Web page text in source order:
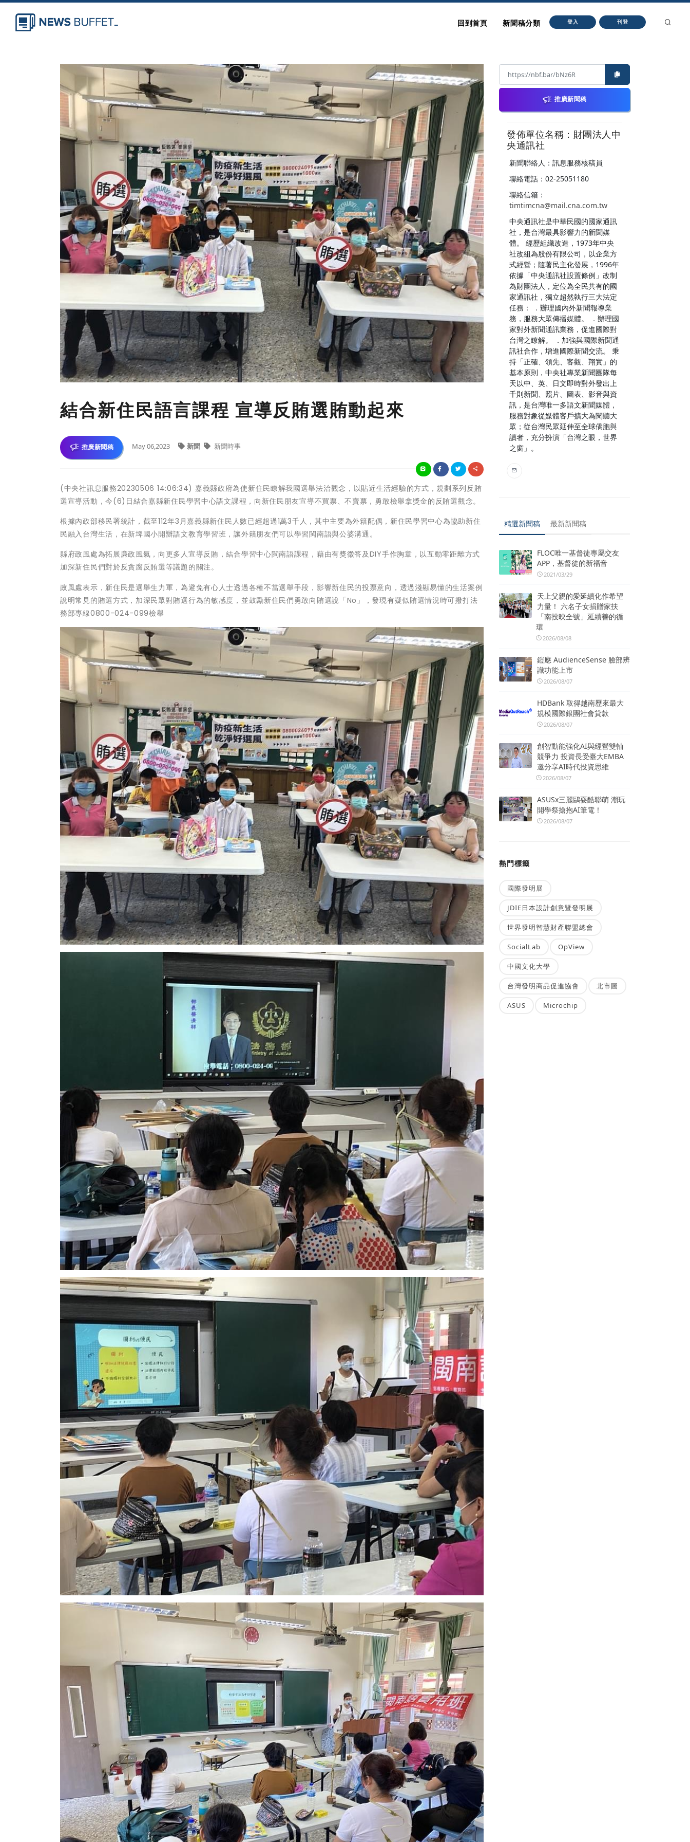
回到首頁 新聞稿分類 登入 刊登
結合新住民語言課程 宣導反賄選賄動起來
推廣新聞稿 May 06,2023 新聞 新聞時事
(中央社訊息服務20230506 14:06:34) 嘉義縣政府為使新住民瞭解我國選舉法治觀念，以貼近生活經驗的方式，規劃系列反賄
選宣導活動，今(6)日結合嘉縣新住民學習中心語文課程，向新住民朋友宣導不買票、不賣票，勇敢檢舉拿獎金的反賄選觀念。
根據內政部移民署統計，截至112年3月嘉義縣新住民人數已經超過1萬3千人，其中主要為外籍配偶，新住民學習中心為協助新住
民融入台灣生活，在新埤國小開辦語文教育學習班，讓外籍朋友們可以學習閩南語與公婆溝通。
縣府政風處為拓展廉政風氣，向更多人宣導反賄，結合學習中心閩南語課程，藉由有獎徵答及DIY手作胸章，以互動零距離方式
加深新住民們對於反貪腐反賄選等議題的關注。
政風處表示，新住民是選舉生力軍，為避免有心人士透過各種不當選舉手段，影響新住民的投票意向，透過淺顯易懂的生活案例
說明常見的賄選方式，加深民眾對賄選行為的敏感度，並鼓勵新住民們勇敢向賄選說「No」，發現有疑似賄選情況時可撥打法
務部專線0800-024-099檢舉
推廣新聞稿
發佈單位名稱：財團法人中
央通訊社
新聞聯絡人：訊息服務核稿員
聯絡電話：02-25051180
聯絡信箱：
timtimcna@mail.cna.com.tw
中央通訊社是中華民國的國家通訊
社，是台灣最具影響力的新聞媒
體。 經歷組織改造，1973年中央
社改組為股份有限公司，以企業方
式經營；隨著民主化發展，1996年
依據「中央通訊社設置條例」改制
為財團法人，定位為全民共有的國
家通訊社，獨立超然執行三大法定
任務： ．辦理國內外新聞報導業
務，服務大眾傳播媒體。 ．辦理國
家對外新聞通訊業務，促進國際對
台灣之瞭解。 ．加強與國際新聞通
訊社合作，增進國際新聞交流。 秉
持「正確、領先、客觀、翔實」的
基本原則，中央社專業新聞團隊每
天以中、英、日文即時對外發出上
千則新聞、照片、圖表、影音與資
訊，是台灣唯一多語文新聞媒體，
服務對象從媒體客戶擴大為閱聽大
眾；從台灣民眾延伸至全球僑胞與
讀者，充分扮演「台灣之眼，世界
之窗」。
精選新聞稿 最新新聞稿
FLOC唯一基督徒專屬交友
APP，基督徒的新福音
2021/03/29
天上父親的愛延續化作希望
力量！ 六名子女捐贈家扶
「南投映全號」延續善的循
環
2026/08/08
鎧應 AudienceSense 臉部辨
識功能上市
2026/08/07
HDBank 取得越南歷來最大
規模國際銀團社會貸款
2026/08/07
創智動能強化AI與經營雙軸
競爭力 投資長受臺大EMBA
邀分享AI時代投資思維
2026/08/07
ASUSx三麗鷗耍酷聯萌 潮玩
開學祭搶抱AI筆電！
2026/08/07
熱門標籤
國際發明展
JDIE日本設計創意暨發明展
世界發明智慧財產聯盟總會
SocialLab OpView
中國文化大學
台灣發明商品促進協會 北市圖
ASUS Microchip